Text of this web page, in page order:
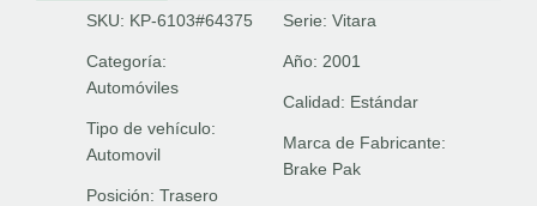
SKU: KP-6103#64375
Categoría:
Automóviles
Tipo de vehículo:
Automovil
Posición: Trasero
Serie: Vitara
Año: 2001
Calidad: Estándar
Marca de Fabricante:
Brake Pak